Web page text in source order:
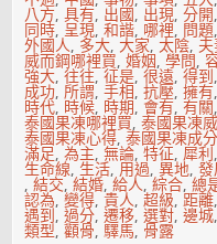
獨
坐
八方,具有, 出國, 出現,分開
同時,呈現,和諧, 哪裡, 問題
外國人, 多大,大家,太陰,
威而鋼哪裡買,婚姻,學問,
強大,往往,征是,很遠,得到
成功,所謂,手相,抗壓,擁有
時代, 時候, 時期, 會有,有關
泰國果凍哪裡買,泰國果凍
泰國果凍心得,泰國果凍成
滿足,為主,無論,特征,犀利
生命線,生活, 用過,異地,
,結交,結婚,給人,綜合,總
認為,變得,貴人,超級,距離
遇到,過分,遷移,選對,邊城
類型,顴骨,驛馬, 骨露